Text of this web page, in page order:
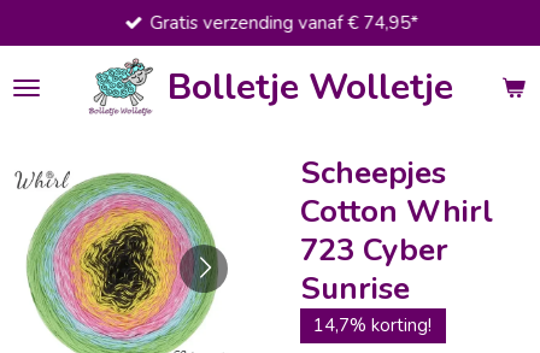
direct
naar
de
Bolletje Wolletje
Gratis verzending vanaf € 74,95*
Scheepjes
Cotton Whirl
723 Cyber
Sunrise
14,7% korting!